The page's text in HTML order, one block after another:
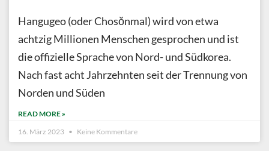
Hangugeo (oder Chosŏnmal) wird von etwa
achtzig Millionen Menschen gesprochen und ist
die offizielle Sprache von Nord- und Südkorea.
Nach fast acht Jahrzehnten seit der Trennung von
Norden und Süden
READ MORE »
16. März 2023
Keine Kommentare